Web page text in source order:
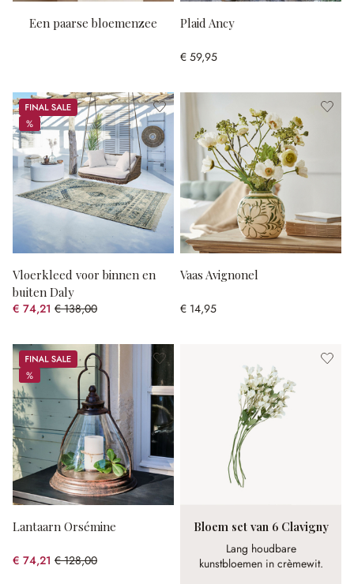
Een paarse bloemenzee Plaid Ancy
€ 59,95
Sale
%
%
Vloerkleed voor binnen en
buiten Daly
€ 74,21 € 138,00
(46.22% gespart)
Vaas Avignonel
€ 14,95
Sale
%
%
Lantaarn Orsémine
€ 74,21 € 128,00
(42.02% gespart)
Bloem set van 6 Clavigny
Lang houdbare
kunstbloemen in crèmewit.